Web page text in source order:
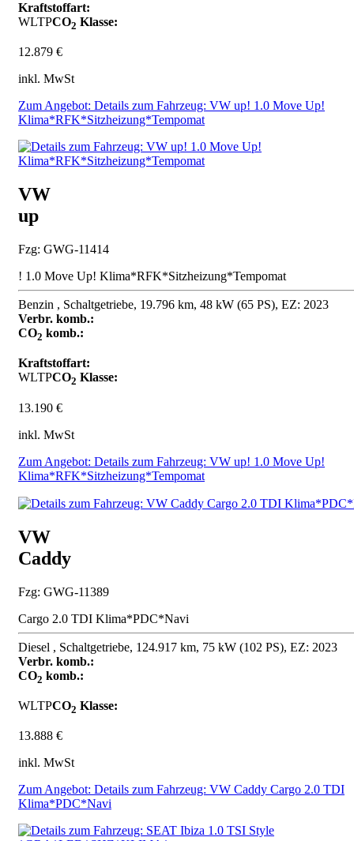
Kraftstoffart:
WLTPCO2 Klasse:
12.879 €
inkl. MwSt
Zum Angebot: Details zum Fahrzeug: VW up! 1.0 Move Up!
Klima*RFK*Sitzheizung*Tempomat
VW
up
Fzg: GWG-11414
! 1.0 Move Up! Klima*RFK*Sitzheizung*Tempomat
Benzin , Schaltgetriebe, 19.796 km, 48 kW (65 PS), EZ: 2023
Verbr. komb.:
CO2 komb.:
Kraftstoffart:
WLTPCO2 Klasse:
13.190 €
inkl. MwSt
Zum Angebot: Details zum Fahrzeug: VW up! 1.0 Move Up!
Klima*RFK*Sitzheizung*Tempomat
VW
Caddy
Fzg: GWG-11389
Cargo 2.0 TDI Klima*PDC*Navi
Diesel , Schaltgetriebe, 124.917 km, 75 kW (102 PS), EZ: 2023
Verbr. komb.:
CO2 komb.:
WLTPCO2 Klasse:
13.888 €
inkl. MwSt
Zum Angebot: Details zum Fahrzeug: VW Caddy Cargo 2.0 TDI
Klima*PDC*Navi